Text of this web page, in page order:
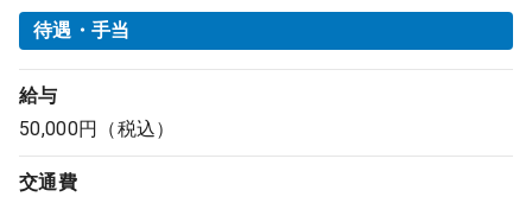
待遇・手当
給与
50,000円（税込）
交通費